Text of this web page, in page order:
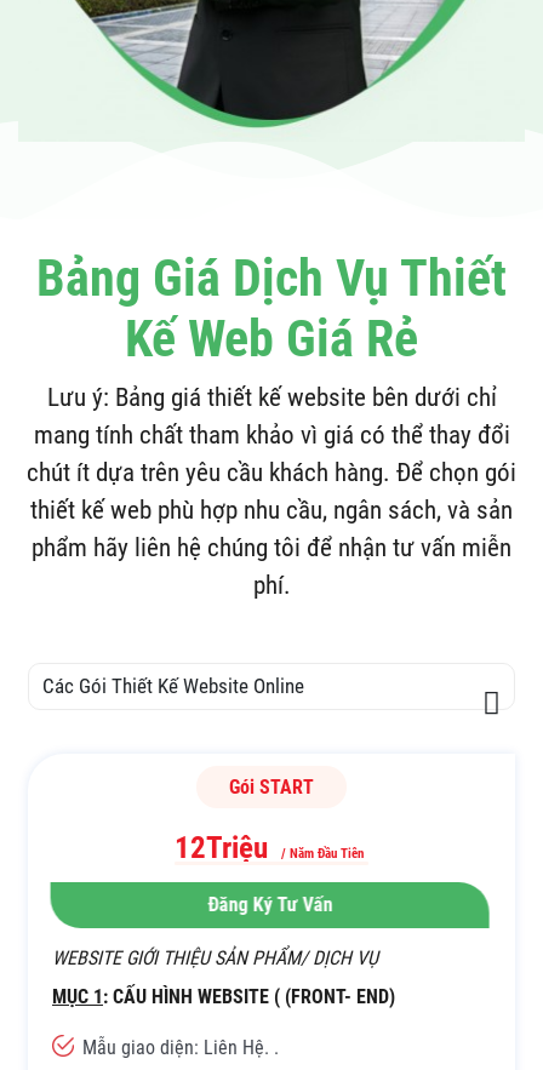
Bảng Giá Dịch Vụ Thiết
Kế Web Giá Rẻ
Lưu ý: Bảng giá thiết kế website bên dưới chỉ
mang tính chất tham khảo vì giá có thể thay đổi
chút ít dựa trên yêu cầu khách hàng. Để chọn gói
thiết kế web phù hợp nhu cầu, ngân sách, và sản
phẩm hãy liên hệ chúng tôi để nhận tư vấn miễn
phí.
Các Gói Thiết Kế Website Online
Gói START
12Triệu / Năm Đầu Tiên
Đăng Ký Tư Vấn
WEBSITE GIỚI THIỆU SẢN PHẨM/ DỊCH VỤ
MỤC 1 : CẤU HÌNH WEBSITE ( (FRONT- END)
Mẫu giao diện: Liên Hệ. .